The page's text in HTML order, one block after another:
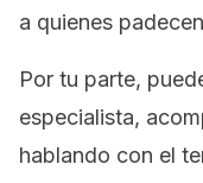
a quienes
Por tu parte,
especialista,
hablando con el